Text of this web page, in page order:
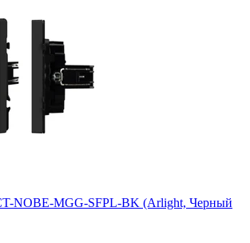
NOBE-MGG-SFPL-BK (Arlight, Черный